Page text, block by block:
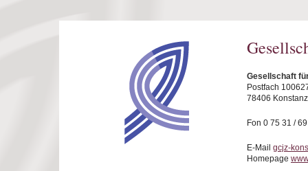
Gesellschaft
Postfach
78406 Konstanz
Fon 0 75 31 /
E-Mail gcjz-
Homepage